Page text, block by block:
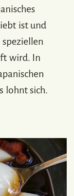
ist und
wird. In
lohnt sich.